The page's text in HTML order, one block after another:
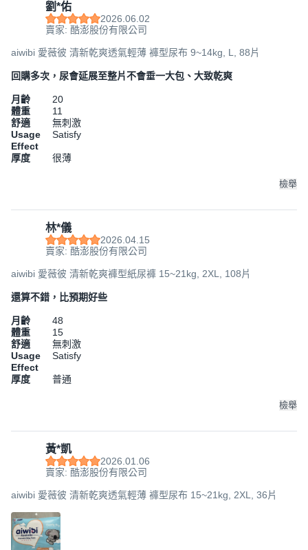
劉*佑
2026.06.02
賣家: 酷澎股份有限公司
aiwibi 愛薇彼 清新乾爽透氣輕薄 褲型尿布 9~14kg, L, 88片
回購多次，尿會延展至整片不會垂一大包、大致乾爽
月齡
20
體重
11
舒適
無刺激
Usage
Effect
Satisfy
厚度 很薄
檢舉
林*儀
2026.04.15
賣家: 酷澎股份有限公司
aiwibi 愛薇彼 清新乾爽褲型紙尿褲 15~21kg, 2XL, 108片
還算不錯，比預期好些
月齡
48
體重
15
舒適
無刺激
Usage
Effect
Satisfy
厚度 普通
檢舉
黃*凱
2026.01.06
賣家: 酷澎股份有限公司
aiwibi 愛薇彼 清新乾爽透氣輕薄 褲型尿布 15~21kg, 2XL, 36片